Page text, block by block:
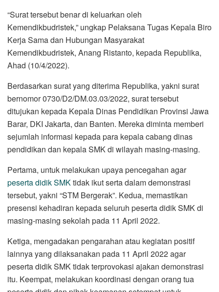
“Surat tersebut benar di keluarkan oleh
Kemendikbudristek,” ungkap Pelaksana Tugas Kepala Biro
Kerja Sama dan Hubungan Masyarakat
Kemendikbudristek, Anang Ristanto, kepada Republika,
Ahad (10/4/2022).
Berdasarkan surat yang diterima Republika, yakni surat
bernomor 0730/D2/DM.03.03/2022, surat tersebut
ditujukan kepada Kepala Dinas Pendidikan Provinsi Jawa
Barar, DKI Jakarta, dan Banten. Mereka diminta memberi
sejumlah informasi kepada para kepala cabang dinas
pendidikan dan kepala SMK di wilayah masing-masing.
Pertama, untuk melakukan upaya pencegahan agar
peserta didik SMKtidak ikut serta dalam demonstrasi
tersebut, yakni “STM Bergerak”. Kedua, memastikan
presensi kehadiran kepada seluruh peserta didik SMK di
masing-masing sekolah pada 11 April 2022.
Ketiga, mengadakan pengarahan atau kegiatan positif
lainnya yang dilaksanakan pada 11 April 2022 agar
peserta didik SMK tidak terprovokasi ajakan demonstrasi
itu. Keempat, melakukan koordinasi dengan orang tua